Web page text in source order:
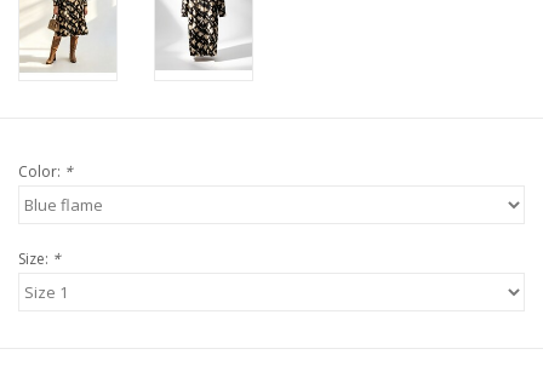
Color: *
Size: *